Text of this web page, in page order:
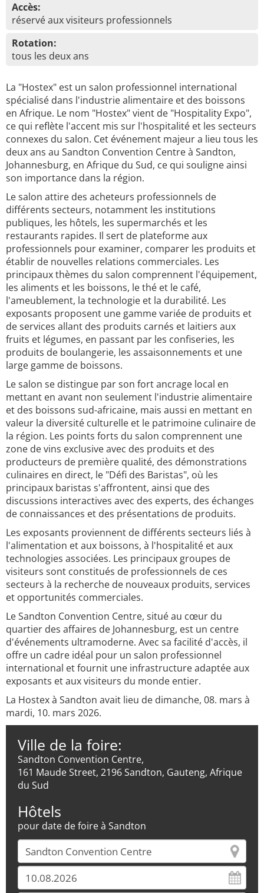
Accès:
réservé aux visiteurs professionnels
Rotation:
tous les deux ans
La "Hostex" est un salon professionnel international
spécialisé dans l'industrie alimentaire et des boissons
en Afrique. Le nom "Hostex" vient de "Hospitality Expo",
ce qui reflète l'accent mis sur l'hospitalité et les secteurs
connexes du salon. Cet événement majeur a lieu tous les
deux ans au Sandton Convention Centre à Sandton,
Johannesburg, en Afrique du Sud, ce qui souligne ainsi
son importance dans la région.
Le salon attire des acheteurs professionnels de
différents secteurs, notamment les institutions
publiques, les hôtels, les supermarchés et les
restaurants rapides. Il sert de plateforme aux
professionnels pour examiner, comparer les produits et
établir de nouvelles relations commerciales. Les
principaux thèmes du salon comprennent l'équipement,
les aliments et les boissons, le thé et le café,
l'ameublement, la technologie et la durabilité. Les
exposants proposent une gamme variée de produits et
de services allant des produits carnés et laitiers aux
fruits et légumes, en passant par les confiseries, les
produits de boulangerie, les assaisonnements et une
large gamme de boissons.
Le salon se distingue par son fort ancrage local en
mettant en avant non seulement l'industrie alimentaire
et des boissons sud-africaine, mais aussi en mettant en
valeur la diversité culturelle et le patrimoine culinaire de
la région. Les points forts du salon comprennent une
zone de vins exclusive avec des produits et des
producteurs de première qualité, des démonstrations
culinaires en direct, le "Défi des Baristas", où les
principaux baristas s'affrontent, ainsi que des
discussions interactives avec des experts, des échanges
de connaissances et des présentations de produits.
Les exposants proviennent de différents secteurs liés à
l'alimentation et aux boissons, à l'hospitalité et aux
technologies associées. Les principaux groupes de
visiteurs sont constitués de professionnels de ces
secteurs à la recherche de nouveaux produits, services
et opportunités commerciales.
Le Sandton Convention Centre, situé au cœur du
quartier des affaires de Johannesburg, est un centre
d'événements ultramoderne. Avec sa facilité d'accès, il
offre un cadre idéal pour un salon professionnel
international et fournit une infrastructure adaptée aux
exposants et aux visiteurs du monde entier.
La Hostex à Sandton avait lieu de dimanche, 08. mars à
mardi, 10. mars 2026.
Ville de la foire:
Sandton Convention Centre,
161 Maude Street, 2196 Sandton, Gauteng, Afrique
du Sud
Hôtels
pour date de foire à Sandton